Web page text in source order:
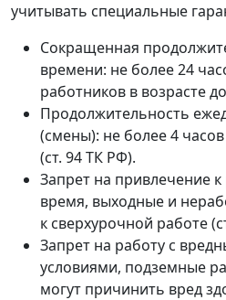
учитывать специальные
Сокращенная
времени: не более 24
работников в возрасте
Продолжительность
(смены): не более 4
(ст. 94 ТК РФ).
Запрет на привлечение
время, выходные и
к сверхурочной работе
Запрет на работу с
условиями, подземные
могут причинить вред